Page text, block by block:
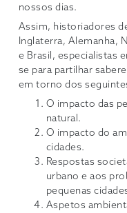
nossos dias.
Assim, historiadores
Inglaterra, Alemanha,
e Brasil, especialistas
se para partilhar
em torno dos
O impacto das
natural.
O impacto do
cidades.
Respostas
urbano e aos
pequenas
Aspetos